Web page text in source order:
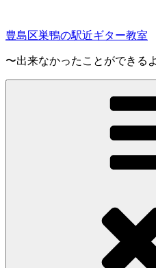
テ
へ
豊島区巣鴨の駅近ギター教室
〜出来なかったことができる